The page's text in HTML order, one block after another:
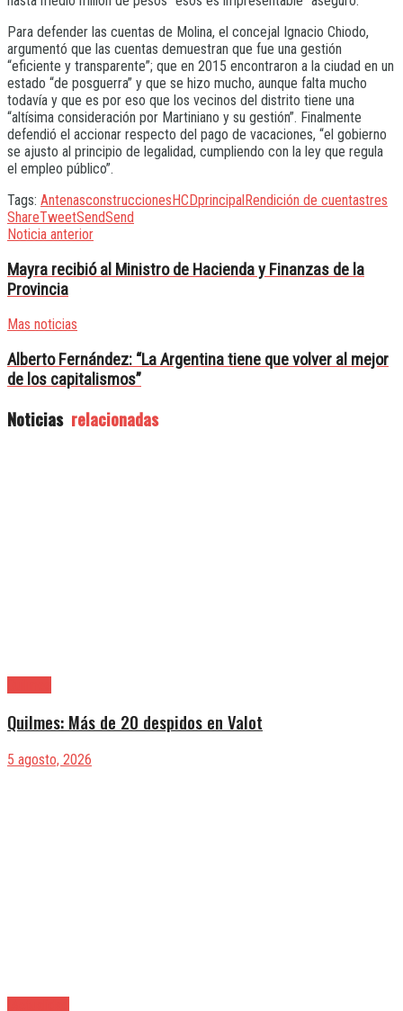
Para defender las cuentas de Molina, el concejal Ignacio Chiodo,
argumentó que las cuentas demuestran que fue una gestión
“eficiente y transparente”; que en 2015 encontraron a la ciudad en un
estado “de posguerra” y que se hizo mucho, aunque falta mucho
todavía y que es por eso que los vecinos del distrito tiene una
“altísima consideración por Martiniano y su gestión”. Finalmente
defendió el accionar respecto del pago de vacaciones, “el gobierno
se ajusto al principio de legalidad, cumpliendo con la ley que regula
el empleo público”.
Tags: AntenasconstruccionesHCDprincipalRendición de cuentastres
ShareTweetSendSend
Noticia anterior
Mayra recibió al Ministro de Hacienda y Finanzas de la
Provincia
Mas noticias
Alberto Fernández: “La Argentina tiene que volver al mejor
de los capitalismos”
Noticias relacionadas
Quilmes: Más de 20 despidos en Valot
5 agosto, 2026